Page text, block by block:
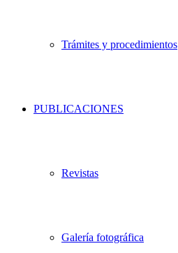
Trámites y procedimientos
PUBLICACIONES
Revistas
Galería fotográfica